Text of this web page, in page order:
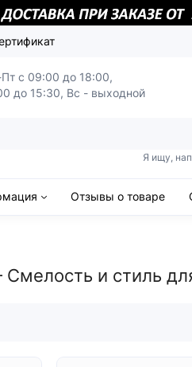
с 09:00 до 18:00,
до 15:30, Вс - выходной
Я ищу,
Отзывы о товаре
Смелость и стиль